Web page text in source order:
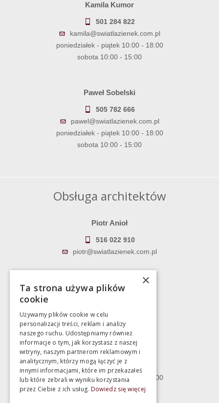
Kamila Kumor
501 284 822
kamila@swiatlazienek.com.pl
poniedziałek - piątek 10:00 - 18:00
sobota 10:00 - 15:00
Paweł Sobelski
505 782 666
pawel@swiatlazienek.com.pl
poniedziałek - piątek 10:00 - 18:00
sobota 10:00 - 15:00
Obsługa architektów
Piotr Anioł
516 022 910
piotr@swiatlazienek.com.pl
783 043 083
Magazyn
Bartycka 24/26 Hala 100
00-716 Warszawa
poniedziałek - piątek 10:00 - 18:00
sobota 10:00 - 15:00
×
Ta strona używa plików
cookie
Używamy plików cookie w celu
personalizacji treści, reklam i analizy
naszego ruchu. Udostępniamy również
informacje o tym, jak korzystasz z naszej
witryny, naszym partnerom reklamowym i
analitycznym, którzy mogą łączyć je z
innymi informacjami, które im przekazałeś
lub które zebrali w wyniku korzystania
przez Ciebie z ich usług. Dowiedz się więcej